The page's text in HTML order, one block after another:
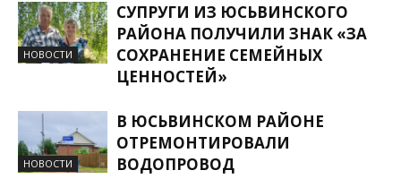
НОВОСТИ
СУПРУГИ ИЗ ЮСЬВИНСКОГО
РАЙОНА ПОЛУЧИЛИ ЗНАК «ЗА
СОХРАНЕНИЕ СЕМЕЙНЫХ
ЦЕННОСТЕЙ»
НОВОСТИ
В ЮСЬВИНСКОМ РАЙОНЕ
ОТРЕМОНТИРОВАЛИ
ВОДОПРОВОД